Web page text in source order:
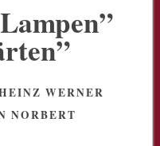
WERNER
NORBERT